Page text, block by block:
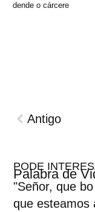
dende o cárcere
Antigo
PODE
Palabra de
"Señor, que
que esteamos